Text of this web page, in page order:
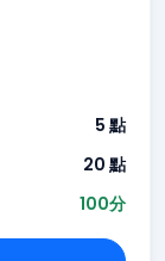
5 點
20 點
100分